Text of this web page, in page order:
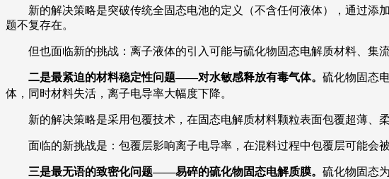
新的解决策略是突破传统全固态电池的定义（不含任何液体），通过
题不复存在。
但也面临新的挑战：离子液体的引入可能与硫化物固态电解质材料、集
二是最紧迫的材料稳定性问题——对水敏感释放有毒气体。 硫化物固态
体，同时材料失活，离子电导率大幅度下降。
新的解决策略是采用包覆技术，在固态电解质材料颗粒表面包覆超薄、
面临的新挑战是：包覆层影响离子电导率，在混料过程中包覆层可能会
三是最无语的致密化问题——易碎的硫化物固态电解质膜。 硫化物固态